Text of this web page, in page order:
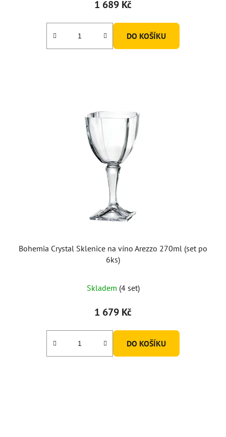
1 689 Kč
DO KOŠÍKU
Bohemia Crystal Sklenice na víno Arezzo 270ml (set po
6ks)
Skladem (4 set)
1 679 Kč
DO KOŠÍKU